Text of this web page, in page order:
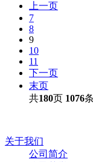
上一页
7
8
9
10
11
下一页
末页
共180页 1076条
关于我们
公司简介